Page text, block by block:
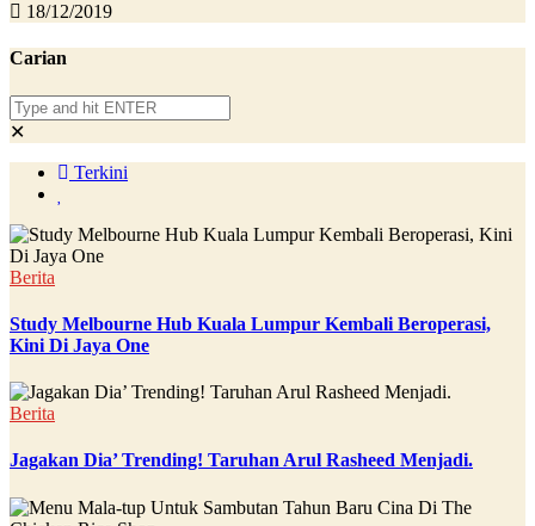
18/12/2019
Carian
✕
Terkini
Berita
Study Melbourne Hub Kuala Lumpur Kembali Beroperasi,
Kini Di Jaya One
Berita
Jagakan Dia’ Trending! Taruhan Arul Rasheed Menjadi.